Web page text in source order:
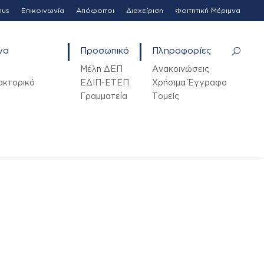
Επικοινωνία Απόφοιτοι Διαχείριση Φοιτητική Μέριμνα
Προσωπικό
Μέλη ΔΕΠ
ΕΔΙΠ-ΕΤΕΠ
Γραμματεία
Πληροφορίες
Ανακοινώσεις
Χρήσιμα Έγγραφα
Τομείς